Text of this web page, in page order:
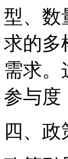
型、数
求的多
需求。
参与度
四、政